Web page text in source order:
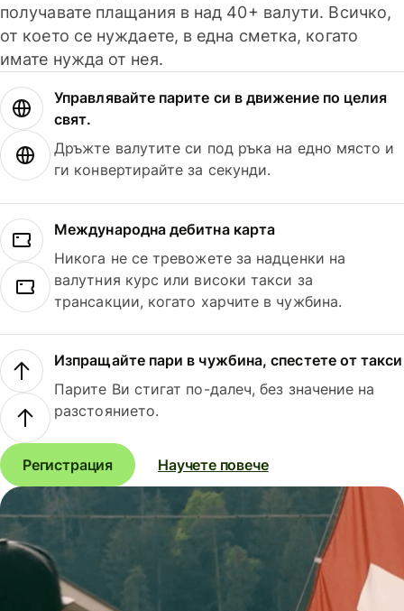
получавате плащания в над 40+ валути. Всичко,
от което се нуждаете, в една сметка, когато
имате нужда от нея.
Управлявайте парите си в движение по целия
свят.
Дръжте валутите си под ръка на едно място и
ги конвертирайте за секунди.
Международна дебитна карта
Никога не се тревожете за надценки на
валутния курс или високи такси за
трансакции, когато харчите в чужбина.
Изпращайте пари в чужбина, спестете от такси
Парите Ви стигат по-далеч, без значение на
разстоянието.
Регистрация Научете повече